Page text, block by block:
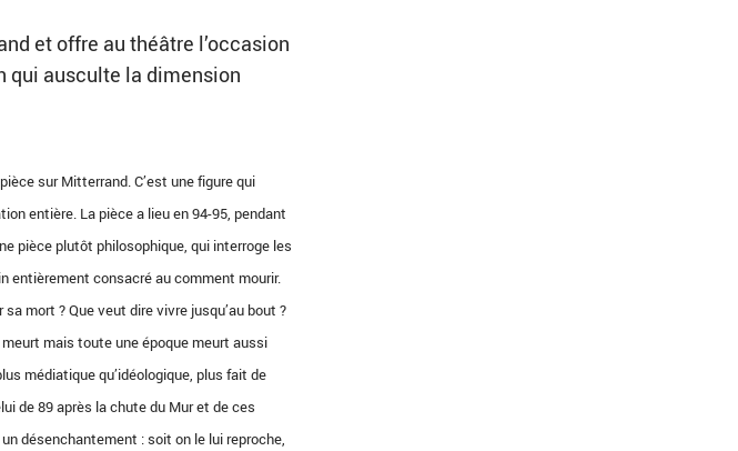
et offre au théâtre l’occasion
qui ausculte la dimension
sur Mitterrand. C’est une figure qui
entière. La pièce a lieu en 94-95, pendant
pièce plutôt philosophique, qui interroge les
entièrement consacré au comment mourir.
mort ? Que veut dire vivre jusqu’au bout ?
mais toute une époque meurt aussi
médiatique qu’idéologique, plus fait de
de 89 après la chute du Mur et de ces
désenchantement : soit on le lui reproche,